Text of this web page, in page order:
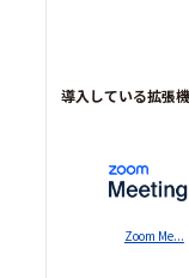
導入している拡張
Zoom Me...